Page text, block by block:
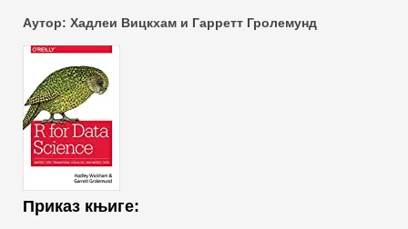
Аутор: Хадлеи Вицкхам и Гарретт Гролемунд
Приказ књиге: